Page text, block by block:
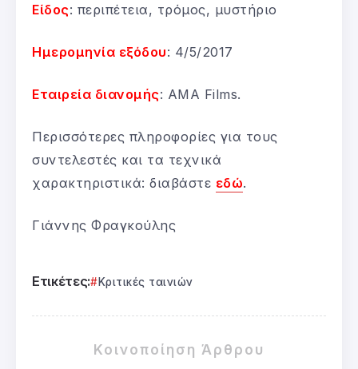
Είδος: περιπέτεια, τρόμος, μυστήριο
Ημερομηνία εξόδου: 4/5/2017
Εταιρεία διανομής: AMA Films.
Περισσότερες πληροφορίες για τους
συντελεστές και τα τεχνικά
χαρακτηριστικά: διαβάστε εδώ.
Γιάννης Φραγκούλης
Ετικέτες: Κριτικές ταινιών
Κοινοποίηση Άρθρου